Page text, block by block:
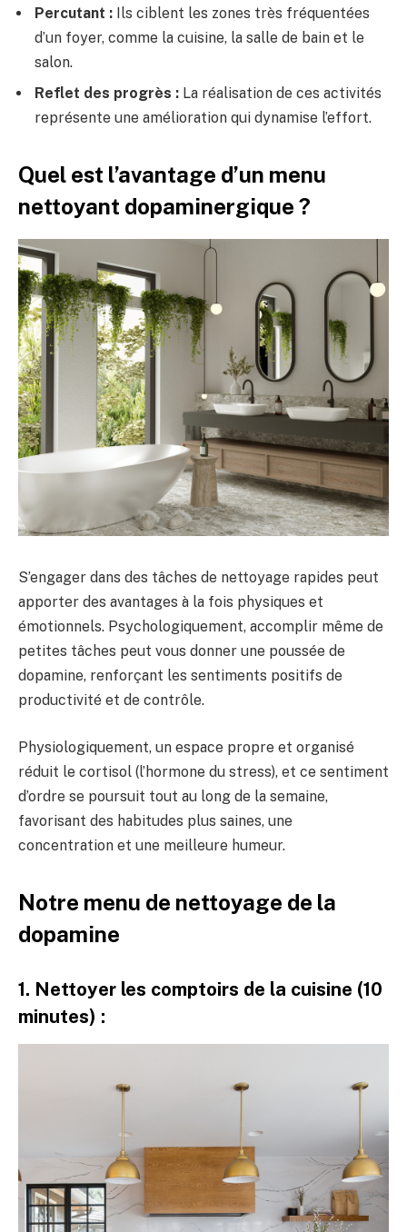
Percutant : Ils ciblent les zones très fréquentées
d’un foyer, comme la cuisine, la salle de bain et le
salon.
Reflet des progrès : La réalisation de ces activités
représente une amélioration qui dynamise l’effort.
Quel est l’avantage d’un menu
nettoyant dopaminergique ?
S’engager dans des tâches de nettoyage rapides peut
apporter des avantages à la fois physiques et
émotionnels. Psychologiquement, accomplir même de
petites tâches peut vous donner une poussée de
dopamine, renforçant les sentiments positifs de
productivité et de contrôle.
Physiologiquement, un espace propre et organisé
réduit le cortisol (l’hormone du stress), et ce sentiment
d’ordre se poursuit tout au long de la semaine,
favorisant des habitudes plus saines, une
concentration et une meilleure humeur.
Notre menu de nettoyage de la
dopamine
1. Nettoyer les comptoirs de la cuisine (10
minutes) :